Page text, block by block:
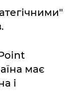
має
і